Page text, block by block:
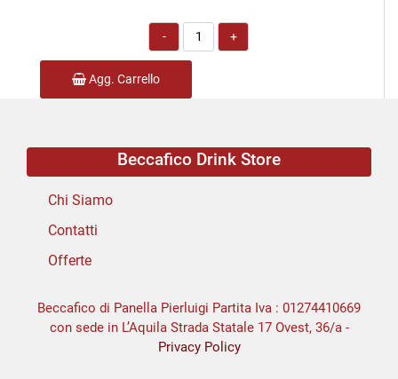
Quantità
Agg. Carrello
Beccafico Drink Store
Chi Siamo
Contatti
Offerte
Beccafico di Panella Pierluigi Partita Iva : 01274410669
con sede in L’Aquila Strada Statale 17 Ovest, 36/a -
Privacy Policy